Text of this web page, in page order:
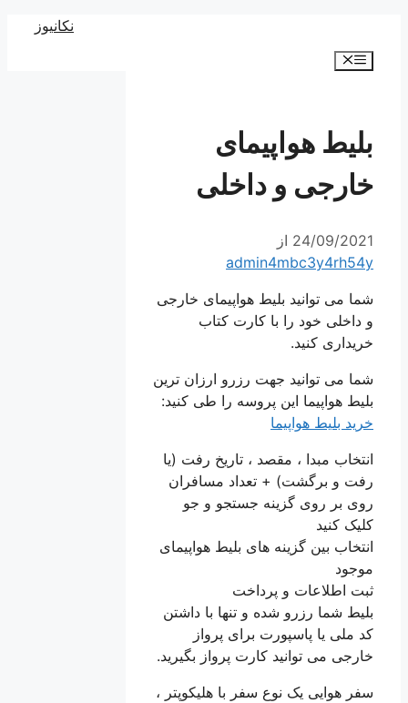
نکانیوز
فهرست
بلیط هواپیمای
خارجی و داخلی
24/09/2021 از
admin4mbc3y4rh54y
شما می توانید بلیط هواپیمای خارجی
و داخلی خود را با کارت کتاب
خریداری کنید.
شما می توانید جهت رزرو ارزان ترین
بلیط هواپیما این پروسه را طی کنید:
خرید بلیط هواپیما
انتخاب مبدا ، مقصد ، تاریخ رفت (یا
رفت و برگشت) + تعداد مسافران
روی بر روی گزینه جستجو و جو
کلیک کنید
انتخاب بین گزینه های بلیط هواپیمای
موجود
ثبت اطلاعات و پرداخت
بلیط شما رزرو شده و تنها با داشتن
کد ملی یا پاسپورت برای پرواز
خارجی می توانید کارت پرواز بگیرید.
سفر هوایی یک نوع سفر با هلیکوپتر ،